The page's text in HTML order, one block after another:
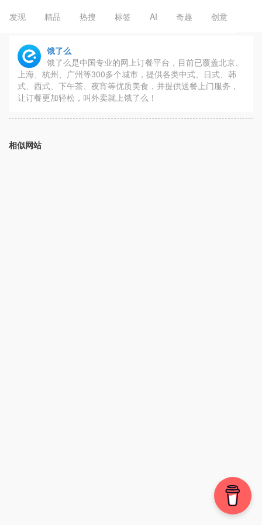
发现 精品 热搜 标签 AI 奇趣 创意
饿了么
饿了么是中国专业的网上订餐平台，目前已覆盖北京、
上海、杭州、广州等300多个城市，提供各类中式、日式、韩
式、西式、下午茶、夜宵等优质美食，并提供送餐上门服务，
让订餐更加轻松，叫外卖就上饿了么！
相似网站